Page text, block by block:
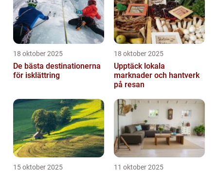
18 oktober 2025
De bästa destinationerna
för isklättring
18 oktober 2025
Upptäck lokala
marknader och hantverk
på resan
15 oktober 2025 11 oktober 2025